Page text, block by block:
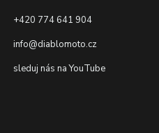
+420 774 641 904
info@diablomoto.cz
sleduj nás na YouTube